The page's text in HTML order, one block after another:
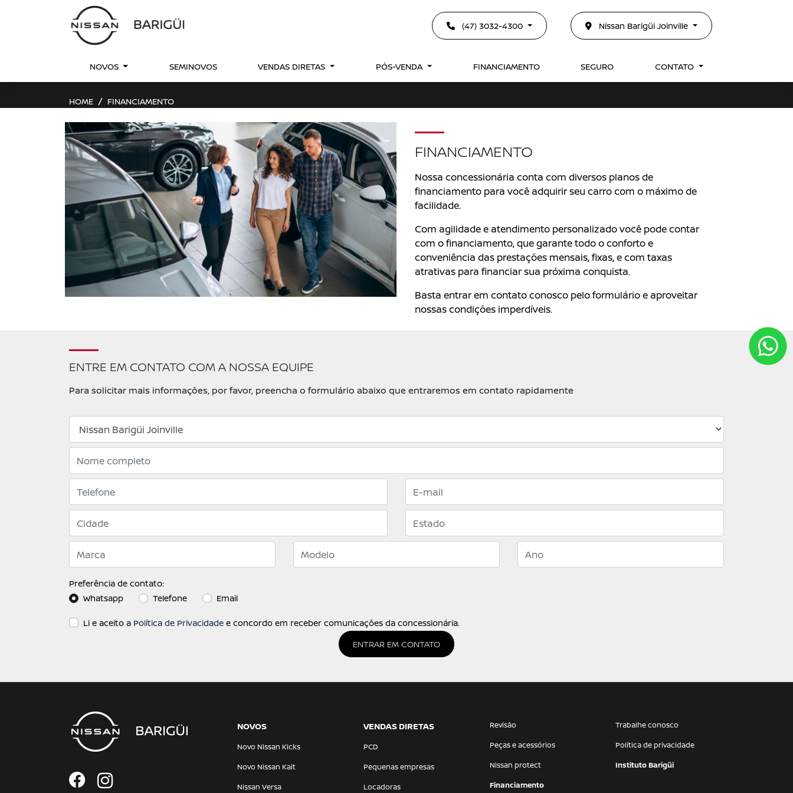
(47) 3032-4300 Nissan Barigüi Joinville
NOVOS SEMINOVOS VENDAS DIRETAS PÓS-VENDA FINANCIAMENTO SEGURO CONTATO
HOME FINANCIAMENTO
FINANCIAMENTO
Nossa concessionária conta com diversos planos de
financiamento para você adquirir seu carro com o máximo de
facilidade.
Com agilidade e atendimento personalizado você pode contar
com o financiamento, que garante todo o conforto e
conveniência das prestações mensais, fixas, e com taxas
atrativas para financiar sua próxima conquista.
Basta entrar em contato conosco pelo formulário e aproveitar
nossas condições imperdíveis.
ENTRE EM CONTATO COM A NOSSA EQUIPE
Para solicitar mais informações, por favor, preencha o formulário abaixo que entraremos em contato rapidamente
Preferência de contato:
Whatsapp
Telefone Email
Li e aceito a Política de Privacidade e concordo em receber comunicações da concessionária.
ENTRAR EM CONTATO
NOVOS
Novo Nissan Kicks
Novo Nissan Kait
Nissan Versa
VENDAS DIRETAS
PCD
Pequenas empresas
Locadoras
Revisão
Peças e acessórios
Nissan protect
Financiamento
Trabalhe conosco
Política de privacidade
Instituto Barigüi